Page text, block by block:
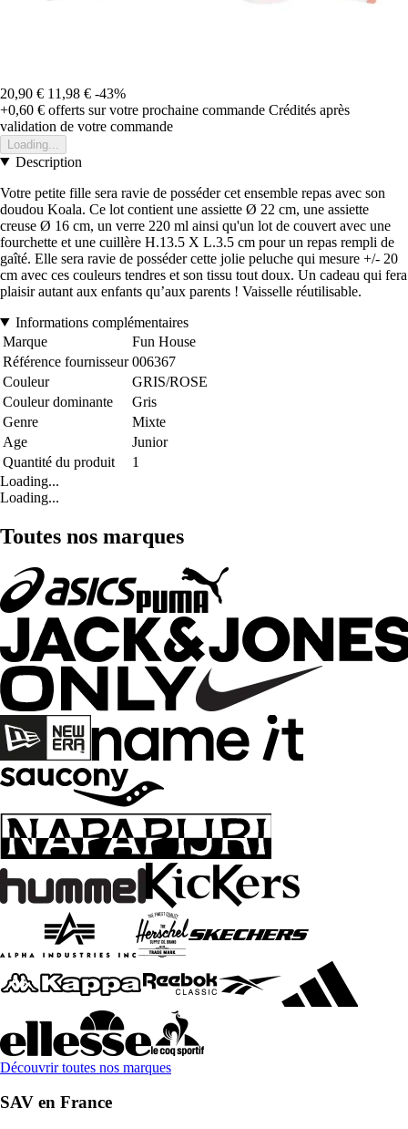
20,90 € 11,98 € -43%
+0,60 € offerts sur votre prochaine commande Crédités après
validation de votre commande
Loading...
Description
Votre petite fille sera ravie de posséder cet ensemble repas avec son
doudou Koala. Ce lot contient une assiette Ø 22 cm, une assiette
creuse Ø 16 cm, un verre 220 ml ainsi qu'un lot de couvert avec une
fourchette et une cuillère H.13.5 X L.3.5 cm pour un repas rempli de
gaîté. Elle sera ravie de posséder cette jolie peluche qui mesure +/- 20
cm avec ces couleurs tendres et son tissu tout doux. Un cadeau qui fera
plaisir autant aux enfants qu’aux parents ! Vaisselle réutilisable.
Informations complémentaires
Marque
Fun House
Référence fournisseur 006367
Couleur
GRIS/ROSE
Couleur dominante
Gris
Genre
Mixte
Age
Junior
Quantité du produit
1
Loading...
Loading...
Toutes nos marques
Découvrir toutes nos marques
SAV en France